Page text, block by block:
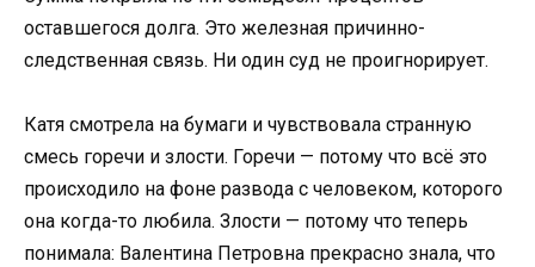
оставшегося долга. Это железная причинно-
следственная связь. Ни один суд не проигнорирует.
Катя смотрела на бумаги и чувствовала странную
смесь горечи и злости. Горечи — потому что всё это
происходило на фоне развода с человеком, которого
она когда-то любила. Злости — потому что теперь
понимала: Валентина Петровна прекрасно знала, что